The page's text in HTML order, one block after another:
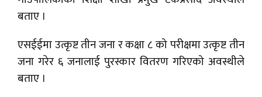
बताए ।
एसईईमा उत्कृष्ट तीन जना र कक्षा ८ को परीक्षमा उत्कृष्ट तीन
जना गरेर ६ जनालाई पुरस्कार वितरण गरिएको अवस्थीले
बताए ।